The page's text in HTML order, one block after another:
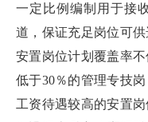
一定比例编制用于接
道，保证充足岗位可
安置岗位计划覆盖率
低于30％的管理专技
工资待遇较高的安置